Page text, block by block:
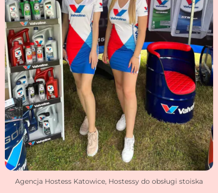
Agencja Hostess Katowice, Hostessy do obsługi stoiska